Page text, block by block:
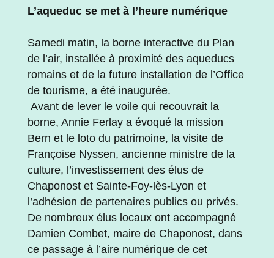
L’aqueduc se met à l’heure numérique
Samedi matin, la borne interactive du Plan
de l’air, installée à proximité des aqueducs
romains et de la future installation de l’Office
de tourisme, a été inaugurée.
Avant de lever le voile qui recouvrait la
borne, Annie Ferlay a évoqué la mission
Bern et le loto du patrimoine, la visite de
Françoise Nyssen, ancienne ministre de la
culture, l’investissement des élus de
Chaponost et Sainte-Foy-lès-Lyon et
l’adhésion de partenaires publics ou privés.
De nombreux élus locaux ont accompagné
Damien Combet, maire de Chaponost, dans
ce passage à l’aire numérique de cet